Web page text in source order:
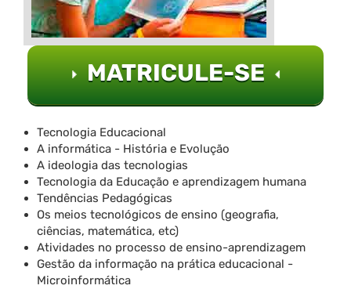
MATRICULE-SE
Tecnologia Educacional
A informática - História e Evolução
A ideologia das tecnologias
Tecnologia da Educação e aprendizagem humana
Tendências Pedagógicas
Os meios tecnológicos de ensino (geografia,
ciências, matemática, etc)
Atividades no processo de ensino-aprendizagem
Gestão da informação na prática educacional -
Microinformática